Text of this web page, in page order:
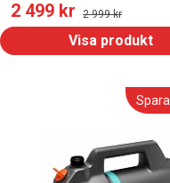
2 499 kr 2 999 kr
Visa produkt
Spara